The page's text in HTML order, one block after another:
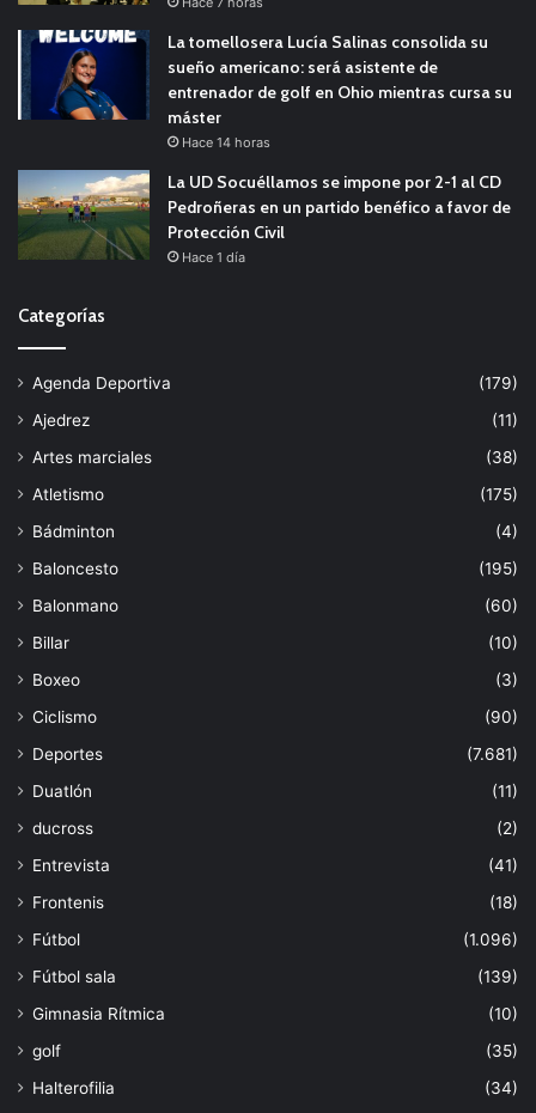
La tomellosera Lucía Salinas consolida su
sueño americano: será asistente de
entrenador de golf en Ohio mientras cursa su
máster
Hace 14 horas
La UD Socuéllamos se impone por 2-1 al CD
Pedroñeras en un partido benéfico a favor de
Protección Civil
Hace 1 día
Categorías
Agenda Deportiva
(179)
Ajedrez
(11)
Artes marciales
(38)
Atletismo
(175)
Bádminton
(4)
Baloncesto
(195)
Balonmano
(60)
Billar
(10)
Boxeo
(3)
Ciclismo
(90)
Deportes
(7.681)
Duatlón
(11)
ducross
(2)
Entrevista
(41)
Frontenis
(18)
Fútbol
(1.096)
Fútbol sala
(139)
Gimnasia Rítmica
(10)
golf
(35)
Halterofilia
(34)